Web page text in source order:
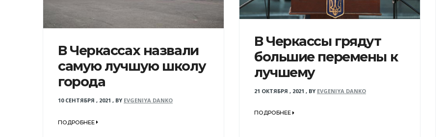
В Черкассах назвали
самую лучшую школу
города
10 СЕНТЯБРЯ , 2021 , BY EVGENIYA DANKO
ПОДРОБНЕЕ
В Черкассы грядут
большие перемены к
лучшему
21 ОКТЯБРЯ , 2021 , BY EVGENIYA DANKO
ПОДРОБНЕЕ